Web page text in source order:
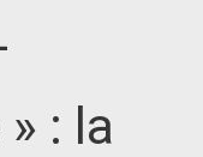
: la